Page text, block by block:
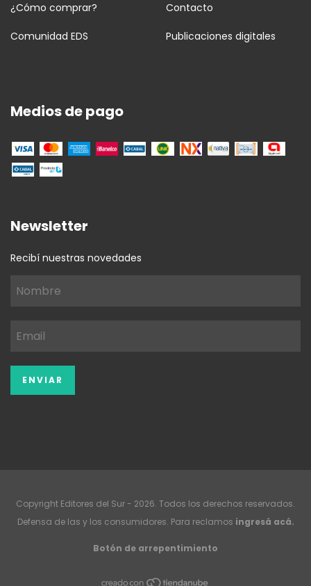
¿Cómo comprar? Contacto
Comunidad EDS Publicaciones digitales
Medios de pago
Newsletter
Recibí nuestras novedades
Copyright Editores del Sur - 2026. Todos los derechos reservados.
Defensa de las y los consumidores. Para reclamos ingresá acá.
Botón de arrepentimiento